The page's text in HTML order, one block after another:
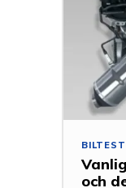
BILTEST
och